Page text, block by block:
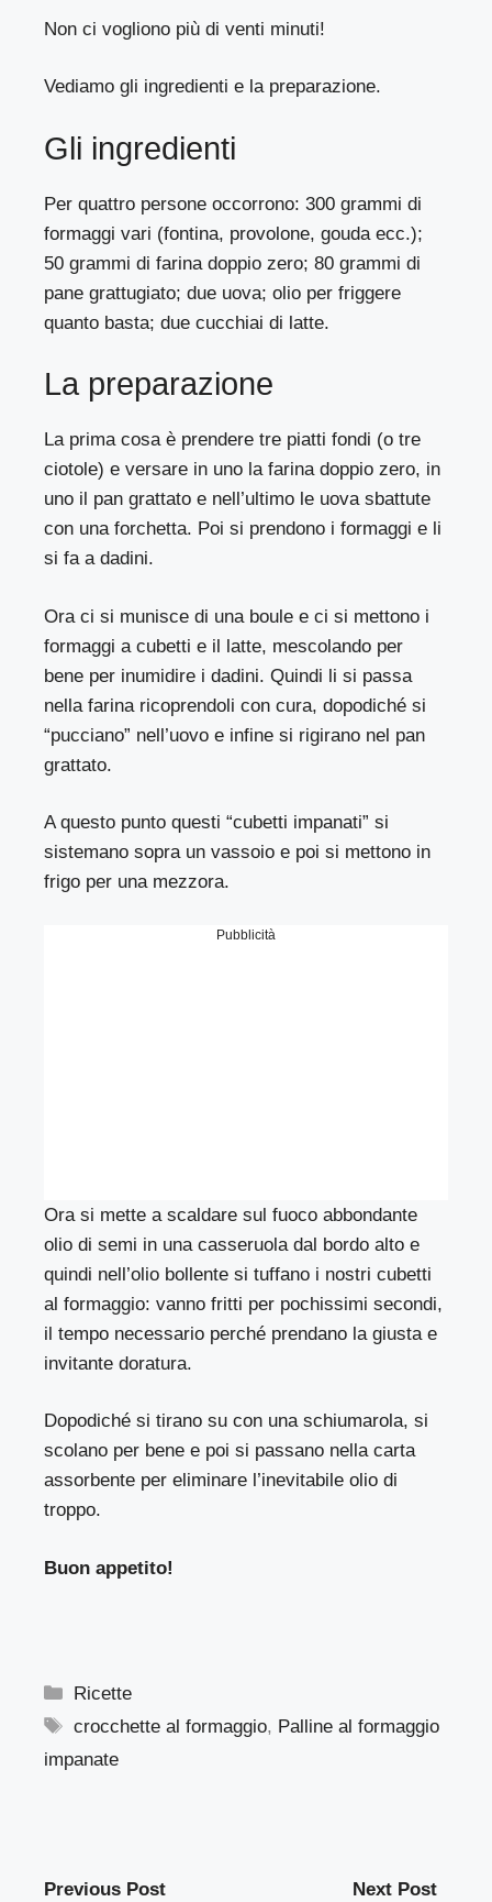
Non ci vogliono più di venti minuti!
Vediamo gli ingredienti e la preparazione.
Gli ingredienti
Per quattro persone occorrono: 300 grammi di
formaggi vari (fontina, provolone, gouda ecc.);
50 grammi di farina doppio zero; 80 grammi di
pane grattugiato; due uova; olio per friggere
quanto basta; due cucchiai di latte.
La preparazione
La prima cosa è prendere tre piatti fondi (o tre
ciotole) e versare in uno la farina doppio zero, in
uno il pan grattato e nell’ultimo le uova sbattute
con una forchetta. Poi si prendono i formaggi e li
si fa a dadini.
Ora ci si munisce di una boule e ci si mettono i
formaggi a cubetti e il latte, mescolando per
bene per inumidire i dadini. Quindi li si passa
nella farina ricoprendoli con cura, dopodiché si
“pucciano” nell’uovo e infine si rigirano nel pan
grattato.
A questo punto questi “cubetti impanati” si
sistemano sopra un vassoio e poi si mettono in
frigo per una mezzora.
Pubblicità
Ora si mette a scaldare sul fuoco abbondante
olio di semi in una casseruola dal bordo alto e
quindi nell’olio bollente si tuffano i nostri cubetti
al formaggio: vanno fritti per pochissimi secondi,
il tempo necessario perché prendano la giusta e
invitante doratura.
Dopodiché si tirano su con una schiumarola, si
scolano per bene e poi si passano nella carta
assorbente per eliminare l’inevitabile olio di
troppo.
Buon appetito!
Categorie
Ricette
Tag
crocchette al formaggio, Palline al formaggio
impanate
Previous Post Next Post